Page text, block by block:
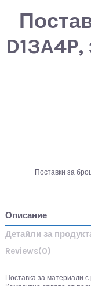
Поставки за
Описание
Детайли за
Reviews(0)
Поставка за материали с